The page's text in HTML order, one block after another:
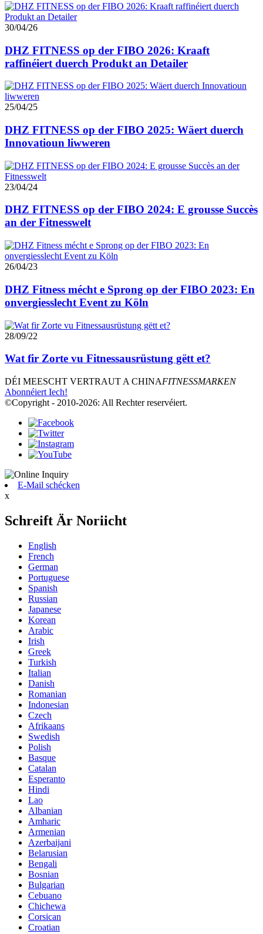
30/04/26
DHZ FITNESS op der FIBO 2026: Kraaft
raffinéiert duerch Produkt an Detailer
25/04/25
DHZ FITNESS op der FIBO 2025: Wäert duerch
Innovatioun liwweren
23/04/24
DHZ FITNESS op der FIBO 2024: E grousse Succès
an der Fitnesswelt
26/04/23
DHZ Fitness mécht e Sprong op der FIBO 2023: En
onvergiesslecht Event zu Köln
28/09/22
Wat fir Zorte vu Fitnessausrüstung gëtt et?
DÉI MEESCHT VERTRAUT A CHINAFITNESSMARKEN
Abonnéiert Iech!
©Copyright - 2010-2026: All Rechter reservéiert.
E-Mail schécken
x
Schreift Är Noriicht
English
French
German
Portuguese
Spanish
Russian
Japanese
Korean
Arabic
Irish
Greek
Turkish
Italian
Danish
Romanian
Indonesian
Czech
Afrikaans
Swedish
Polish
Basque
Catalan
Esperanto
Hindi
Lao
Albanian
Amharic
Armenian
Azerbaijani
Belarusian
Bengali
Bosnian
Bulgarian
Cebuano
Chichewa
Corsican
Croatian